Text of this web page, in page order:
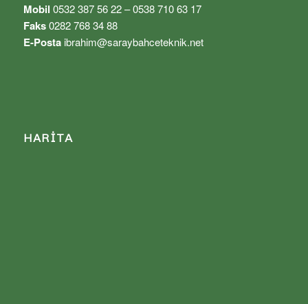
Mobil 0532 387 56 22 – 0538 710 63 17
Faks0282 768 34 88
E-Posta ibrahim@saraybahceteknik.net
HARITA